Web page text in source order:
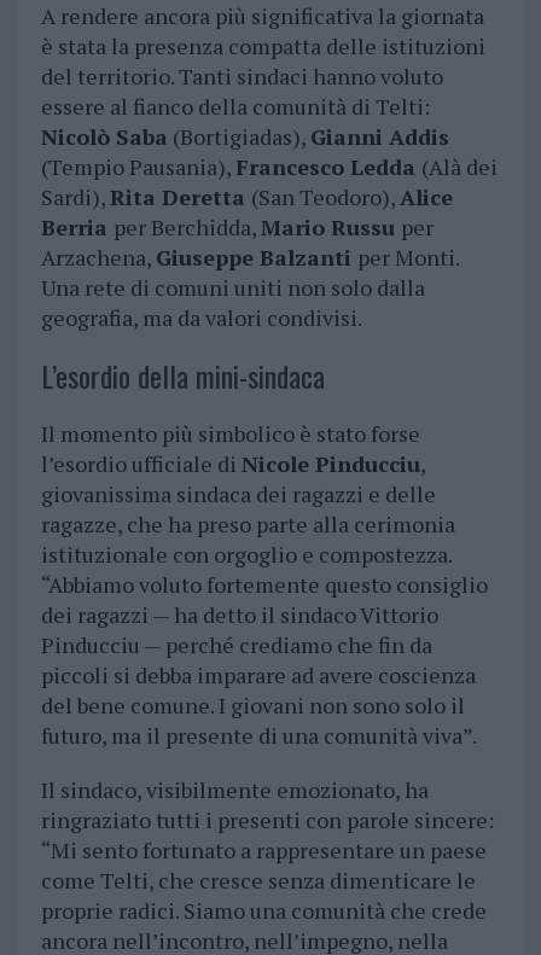
A rendere ancora più significativa la giornata
è stata la presenza compatta delle istituzioni
del territorio. Tanti sindaci hanno voluto
essere al fianco della comunità di Telti:
Nicolò Saba (Bortigiadas), Gianni Addis
(Tempio Pausania), Francesco Ledda (Alà dei
Sardi),Rita Deretta (San Teodoro),Alice
Berria per Berchidda,Mario Russu per
Arzachena, Giuseppe Balzanti per Monti.
Una rete di comuni uniti non solo dalla
geografia, ma da valori condivisi.
L’esordio della mini-sindaca
Il momento più simbolico è stato forse
l’esordio ufficiale di Nicole Pinducciu,
giovanissima sindaca dei ragazzi e delle
ragazze, che ha preso parte alla cerimonia
istituzionale con orgoglio e compostezza.
“Abbiamo voluto fortemente questo consiglio
dei ragazzi — ha detto il sindaco Vittorio
Pinducciu — perché crediamo che fin da
piccoli si debba imparare ad avere coscienza
del bene comune. I giovani non sono solo il
futuro, ma il presente di una comunità viva”.
Il sindaco, visibilmente emozionato, ha
ringraziato tutti i presenti con parole sincere:
“Mi sento fortunato a rappresentare un paese
come Telti, che cresce senza dimenticare le
proprie radici. Siamo una comunità che crede
ancora nell’incontro, nell’impegno, nella